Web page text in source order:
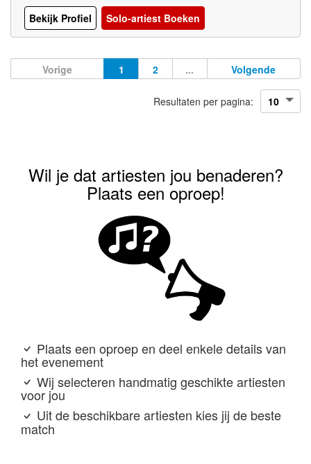
Bekijk Profiel
Solo-artiest Boeken
Vorige 1 2 ... Volgende
Resultaten per pagina:
Wil je dat artiesten jou benaderen?
Plaats een oproep!
Plaats een oproep en deel enkele details van
het evenement
Wij selecteren handmatig geschikte artiesten
voor jou
Uit de beschikbare artiesten kies jij de beste
match